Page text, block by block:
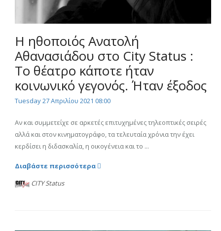
Η ηθοποιός Ανατολή
Αθανασιάδου στο City Status :
Το θέατρο κάποτε ήταν
κοινωνικό γεγονός. Ήταν έξοδος
Tuesday 27 Απριλίου 2021 08:00
Αν και συμμετείχε σε αρκετές επιτυχημένες τηλεοπτικές σειρές
αλλά και στον κινηματογράφο, τα τελευταία χρόνια την έχει
κερδίσει η διδασκαλία, η οικογένεια και το ...
Διαβάστε περισσότερα
CITY Status